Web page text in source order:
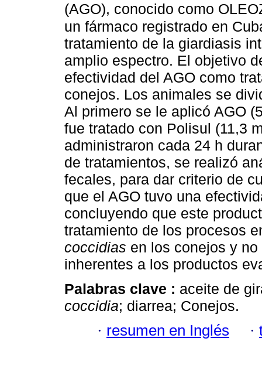
(AGO), conocido como
un fármaco registrado en
tratamiento de la giardiasis
amplio espectro. El objetivo
efectividad del AGO como
conejos. Los animales se
Al primero se le aplicó AGO
fue tratado con Polisul (11,3
administraron cada 24 h
de tratamientos, se realizó
fecales, para dar criterio de
que el AGO tuvo una
concluyendo que este
tratamiento de los procesos
coccidias en los conejos y
inherentes a los productos
Palabras clave : aceite de
coccidia; diarrea; Conejos.
· resumen en Inglés ·